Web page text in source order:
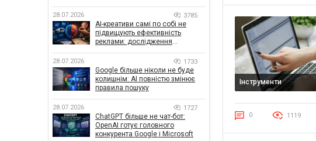
Інструменти
0 1119
28.07.2026 3785
AI-креативи самі по собі не
підвищують ефективність
реклами: дослідження
впливає на ефективність
кампаній
28.07.2026 1733
Google більше ніколи не буде
колишнім: AI повністю змінює
правила пошуку
28.07.2026 1727
ChatGPT більше не чат-бот:
OpenAI готує головного
конкурента Google і Microsoft